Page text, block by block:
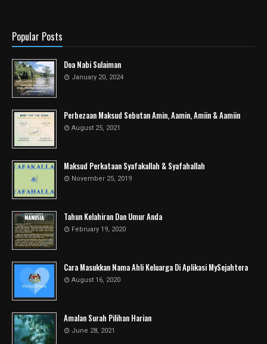
Popular Posts
Doa Nabi Sulaiman
January 20, 2024
Perbezaan Maksud Sebutan Amin, Aamin, Amiin & Aamiin
August 25, 2021
Maksud Perkataan Syafakallah & Syafahallah
November 25, 2019
Tahun Kelahiran Dan Umur Anda
February 19, 2020
Cara Masukkan Nama Ahli Keluarga Di Aplikasi MySejahtera
August 16, 2020
Amalan Surah Pilihan Harian
June 28, 2021